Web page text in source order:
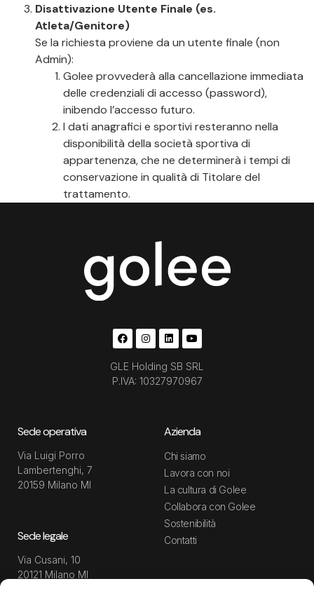
Disattivazione Utente Finale (es.
Atleta/Genitore)
Se la richiesta proviene da un utente finale (non
Admin):
Golee provvederà alla cancellazione immediata
delle credenziali di accesso (password),
inibendo l’accesso futuro.
I dati anagrafici e sportivi resteranno nella
disponibilità della società sportiva di
appartenenza, che ne determinerà i tempi di
conservazione in qualità di Titolare del
trattamento.
GLE Holding SB SRL
P.IVA: 10327970967
Sede operativa
Via Luigi Porro
Lambertenghi, 7
20159 Milano MI
Sede legale
Via Cusani, 10
20121 Milano MI
Azienda
Chi siamo
Lavora con noi
La cultura di Golee
Collabora con Golee
Sostenibilità
Contatti